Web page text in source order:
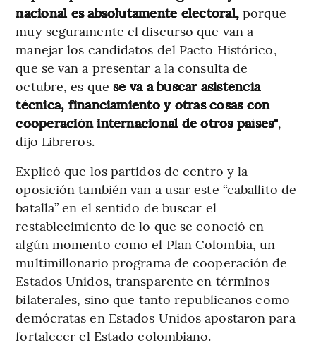
nacional es absolutamente electoral, porque
muy seguramente el discurso que van a
manejar los candidatos del Pacto Histórico,
que se van a presentar a la consulta de
octubre, es que se va a buscar asistencia
técnica, financiamiento y otras cosas con
cooperación internacional de otros países",
dijo Libreros.
Explicó que los partidos de centro y la
oposición también van a usar este “caballito de
batalla” en el sentido de buscar el
restablecimiento de lo que se conoció en
algún momento como el Plan Colombia, un
multimillonario programa de cooperación de
Estados Unidos, transparente en términos
bilaterales, sino que tanto republicanos como
demócratas en Estados Unidos apostaron para
fortalecer el Estado colombiano.